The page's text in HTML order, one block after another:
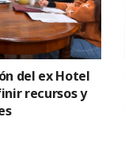
del ex Hotel
recursos y